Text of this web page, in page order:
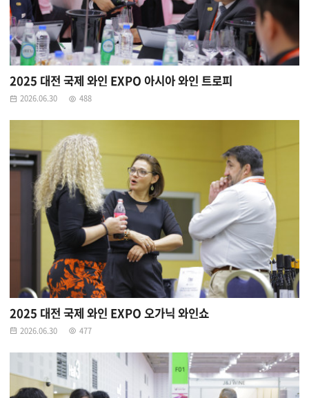
2025 대전 국제 와인 EXPO 아시아 와인 트로피
2026.06.30 488
2025 대전 국제 와인 EXPO 오가닉 와인쇼
2026.06.30 477